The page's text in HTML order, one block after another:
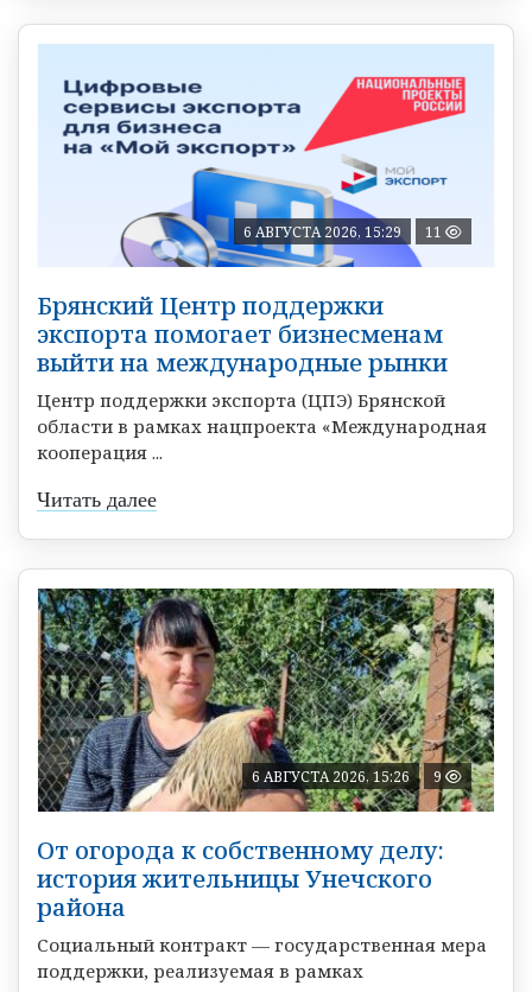
6 АВГУСТА 2026, 15:29 11
Брянский Центр поддержки
экспорта помогает бизнесменам
выйти на международные рынки
Центр поддержки экспорта (ЦПЭ) Брянской
области в рамках нацпроекта «Международная
кооперация ...
Читать далее
6 АВГУСТА 2026, 15:26 9
От огорода к собственному делу:
история жительницы Унечского
района
Социальный контракт — государственная мера
поддержки, реализуемая в рамках